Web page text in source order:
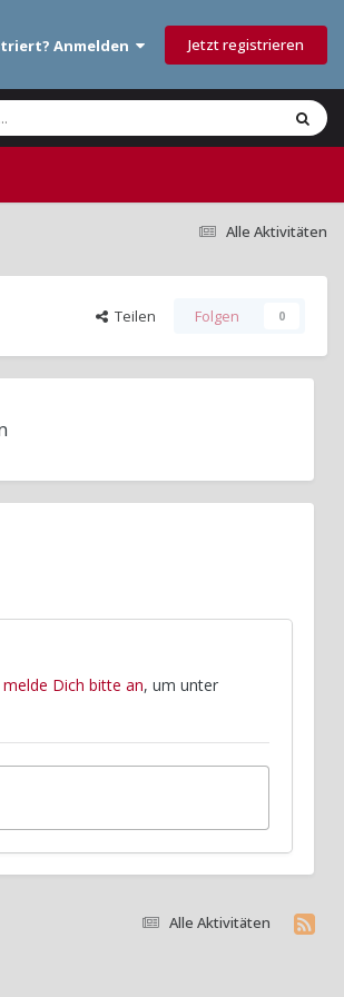
Anmelden Jetzt registrieren
Alle Aktivitäten
Teilen Folgen 0
melde Dich bitte an, um unter
Alle Aktivitäten